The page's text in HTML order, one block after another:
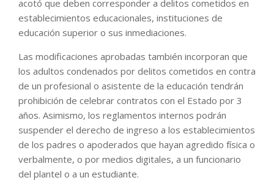
acotó que deben corresponder a delitos cometidos en
establecimientos educacionales, instituciones de
educación superior o sus inmediaciones.
Las modificaciones aprobadas también incorporan que
los adultos condenados por delitos cometidos en contra
de un profesional o asistente de la educación tendrán
prohibición de celebrar contratos con el Estado por 3
años. Asimismo, los reglamentos internos podrán
suspender el derecho de ingreso a los establecimientos
de los padres o apoderados que hayan agredido física o
verbalmente, o por medios digitales, a un funcionario
del plantel o a un estudiante.